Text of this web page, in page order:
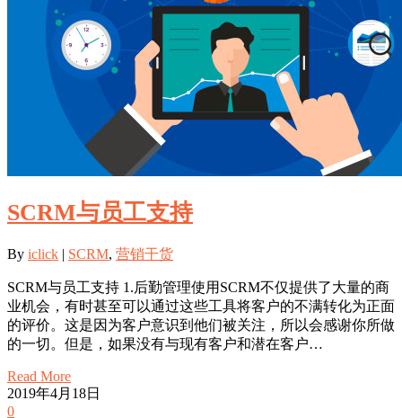
SCRM与员工支持
By iclick | SCRM, 营销干货
SCRM与员工支持 1.后勤管理使用SCRM不仅提供了大量的商
业机会，有时甚至可以通过这些工具将客户的不满转化为正面
的评价。这是因为客户意识到他们被关注，所以会感谢你所做
的一切。但是，如果没有与现有客户和潜在客户…
Read More
2019年4月18日
0